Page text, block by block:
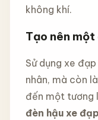
không khí.
Tạo nên
Sử dụng xe
nhân, mà còn
đến một tương
đèn hậu xe